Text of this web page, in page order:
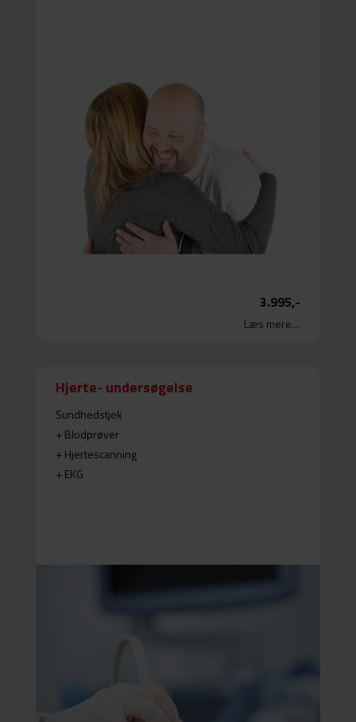
Fokus på åreforkalkning
Udposning aorta
Ultralydsskanning af halspulsårer og hovedpulsåre
Blodprøver
3.995,-
Læs mere…
Hjerte- undersøgelse
Sundhedstjek
+ Blodprøver
+ Hjertescanning
+ EKG
=
Samtale